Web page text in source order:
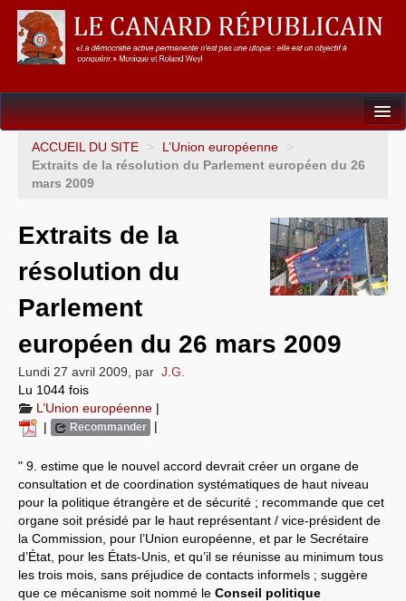
Dossiers
L’Union européenne
Résistances
L’Empire américain
Systèmes & société sous contrôle
Nouvelles de l’antirépublique
Crises "Covid-19 & H1N1"
Guerre en Ukraine
ACCUEIL DU SITE > L’Union européenne
>
Extraits de la résolution du Parlement européen du 26
mars 2009
Extraits de la
résolution du
Parlement
européen du 26 mars 2009
Lundi 27 avril 2009 par J.G.
Lu 1044 fois
L’Union européenne |
|
Recommander |
" 9. estime que le nouvel accord devrait créer un organe de
consultation et de coordination systématiques de haut niveau
pour la politique étrangère et de sécurité ; recommande que cet
organe soit présidé par le haut représentant / vice-président de
la Commission, pour l’Union européenne, et par le Secrétaire
d’État, pour les États-Unis, et qu’il se réunisse au minimum tous
les trois mois, sans préjudice de contacts informels ; suggère
que ce mécanisme soit nommé le Conseil politique